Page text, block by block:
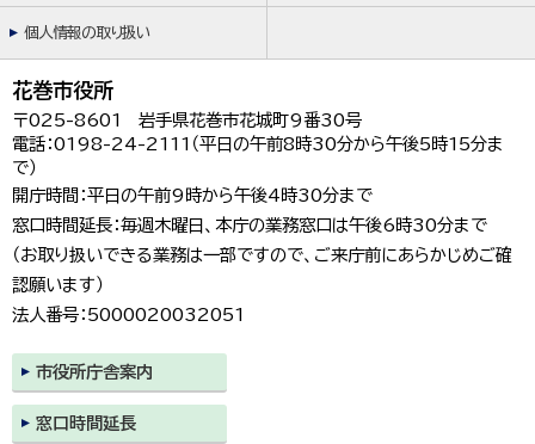
個人情報の取り扱い
花巻市役所
〒025-8601 岩手県花巻市花城町9番30号
電話：0198-24-2111（平日の午前8時30分から午後5時15分ま
で）
開庁時間：平日の午前9時から午後4時30分まで
窓口時間延長：毎週木曜日、本庁の業務窓口は午後6時30分まで
（お取り扱いできる業務は一部ですので、ご来庁前にあらかじめご確
認願います）
法人番号：5000020032051
市役所庁舎案内
窓口時間延長